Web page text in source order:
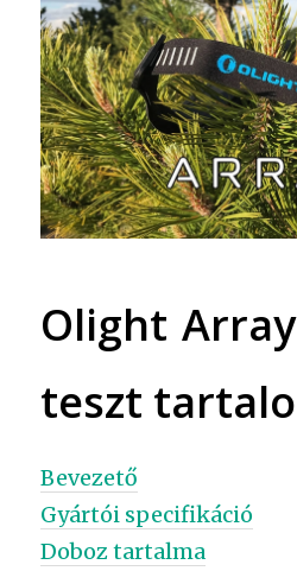
Olight
teszt
Bevezető
Gyártói specifikáció
Doboz tartalma